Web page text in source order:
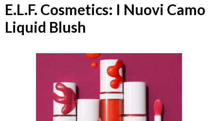
E.L.F. Cosmetics: I Nuovi Camo
Liquid Blush